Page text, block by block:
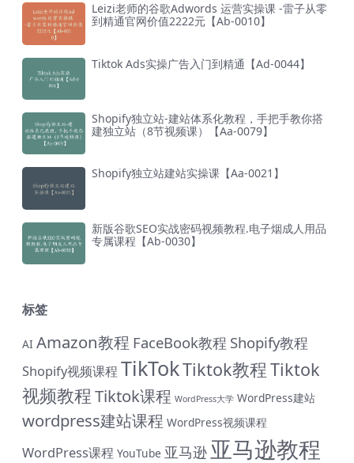
Leizi老师的谷歌Adwords 运营实操课 -雷子从零
到精通官网价值2222元【Ab-0010】
Tiktok Ads实操广告入门到精通【Ad-0044】
Shopify独立站-建站体系化教程，手把手教你搭
建独立站（8节视频课）【Aa-0079】
Shopify独立站建站实操课【Aa-0021】
新版谷歌SEO实战密码视频教程.电子烟成人用品
专属课程【Ab-0030】
标签
AI Amazon教程 FaceBook教程 Shopify教程
Shopify视频课程 TikTokTiktok教程Tiktok
视频教程Tiktok课程 WordPress大学 WordPress建站
wordpress建站课程 WordPress视频课程
WordPress课程 YouTube 亚马逊 亚马逊教程